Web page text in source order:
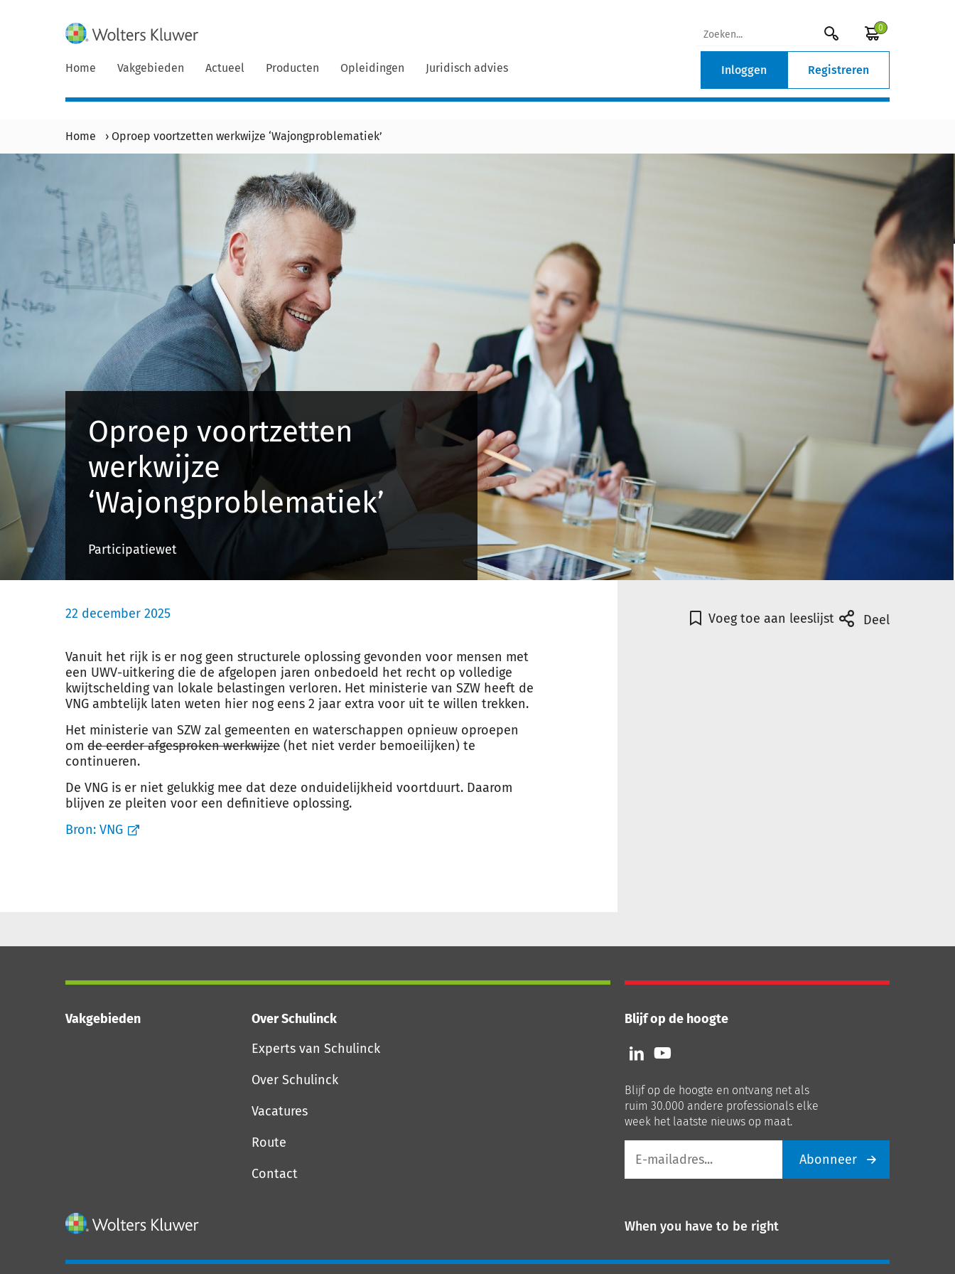
0
Home Vakgebieden Actueel Producten Opleidingen Juridisch advies Inloggen Registreren
Home › Oproep voortzetten werkwijze ‘Wajongproblematiek’
Oproep voortzetten
werkwijze
‘Wajongproblematiek’
Participatiewet
22 december 2025
Vanuit het rijk is er nog geen structurele oplossing gevonden voor mensen met
een UWV-uitkering die de afgelopen jaren onbedoeld het recht op volledige
kwijtschelding van lokale belastingen verloren. Het ministerie van SZW heeft de
VNG ambtelijk laten weten hier nog eens 2 jaar extra voor uit te willen trekken.
Het ministerie van SZW zal gemeenten en waterschappen opnieuw oproepen
om de eerder afgesproken werkwijze (het niet verder bemoeilijken) te
continueren.
De VNG is er niet gelukkig mee dat deze onduidelijkheid voortduurt. Daarom
blijven ze pleiten voor een definitieve oplossing.
Bron: VNG
Voeg toe aan leeslijst Deel
Vakgebieden
Over Schulinck
Experts van Schulinck
Over Schulinck
Vacatures
Route
Contact
Blijf op de hoogte
Volg
ons
LinkedIn
Volg
ons
Youtube
Blijf op de hoogte en ontvang net als
ruim 30.000 andere professionals elke
week het laatste nieuws op maat.
mailadres
Abonneer
When you have to be right